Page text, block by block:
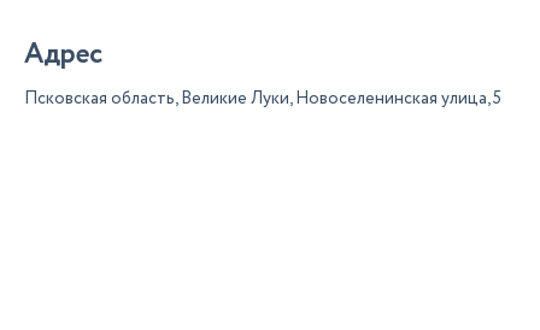
Адрес
Псковская область, Великие Луки, Новоселенинская улица, 5